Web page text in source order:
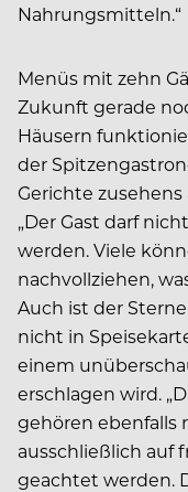
Nahrungsmitteln.“
Menüs mit zehn
Zukunft gerade
Häusern
der
Gerichte
„Der Gast darf
werden. Viele
nachvollziehen,
Auch ist der
nicht in
einem
erschlagen wird.
gehören ebenfalls
ausschließlich auf
geachtet werden.